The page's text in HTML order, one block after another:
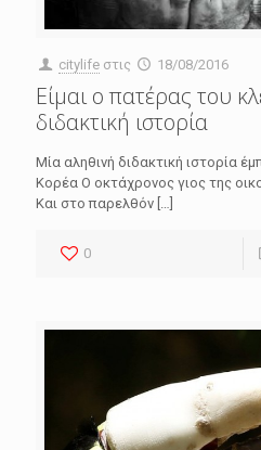
citylife στις 18/08/2016
Είμαι ο πατέρας του
διδακτική ιστορία
Μία αληθινή διδακτική ιστορία
Κορέα Ο οκτάχρονος γιος της
Και στο παρελθόν
0